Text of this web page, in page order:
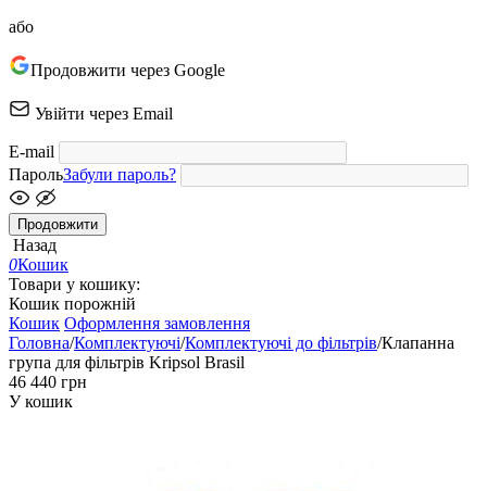
або
Продовжити через Google
Увійти через Email
E-mail
ПарольЗабули пароль?
Продовжити
Назад
0Кошик
Товари у кошику:
Кошик порожній
Кошик Оформлення замовлення
Головна/Комплектуючі/Комплектуючі до фільтрів/Клапанна
група для фільтрів Kripsol Brasil
‍46 440‍ грн
У кошик